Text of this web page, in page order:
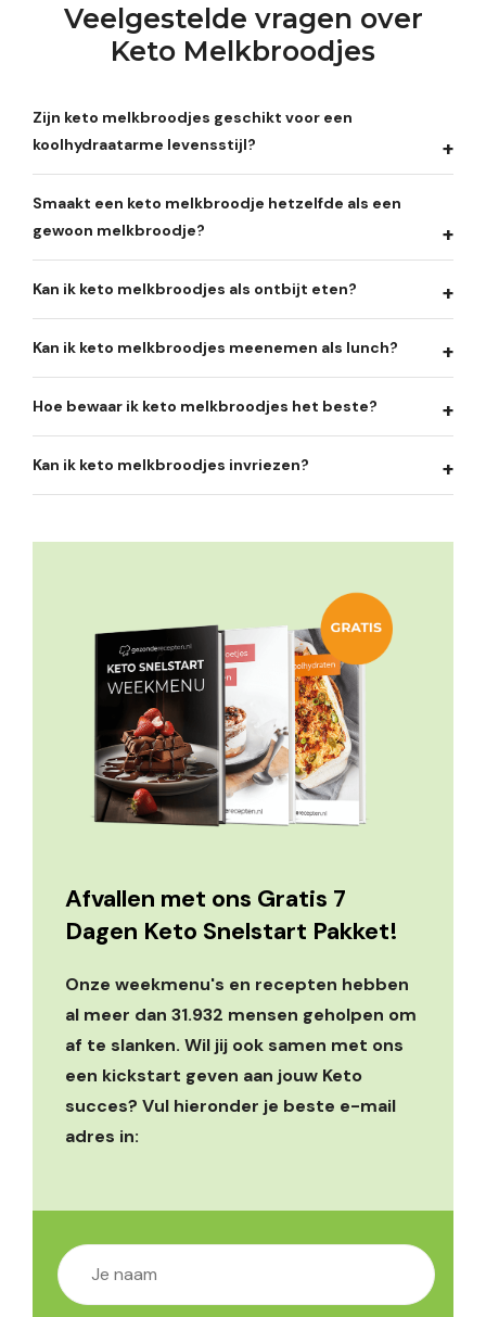
Veelgestelde vragen over
Keto Melkbroodjes
Zijn keto melkbroodjes geschikt voor een
koolhydraatarme levensstijl?
Smaakt een keto melkbroodje hetzelfde als een
gewoon melkbroodje?
Kan ik keto melkbroodjes als ontbijt eten?
Kan ik keto melkbroodjes meenemen als lunch?
Hoe bewaar ik keto melkbroodjes het beste?
Kan ik keto melkbroodjes invriezen?
Afvallen met ons Gratis 7
Dagen Keto Snelstart Pakket!
Onze weekmenu's en recepten hebben
al meer dan 31.932 mensen geholpen om
af te slanken. Wil jij ook samen met ons
een kickstart geven aan jouw Keto
succes? Vul hieronder je beste e-mail
adres in: